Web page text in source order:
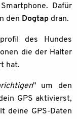
Dafür
den Dogtap dran.
des Hundes
die der Halter
hat.
" um den
GPS aktivierst,
deine GPS-Daten